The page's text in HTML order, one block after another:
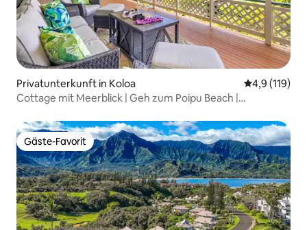
Privatunterkunft in Koloa
4,9 (119)
Cottage mit Meerblick | Geh zum Poipu Beach |
Gäste-Favorit
Gäste-Favorit